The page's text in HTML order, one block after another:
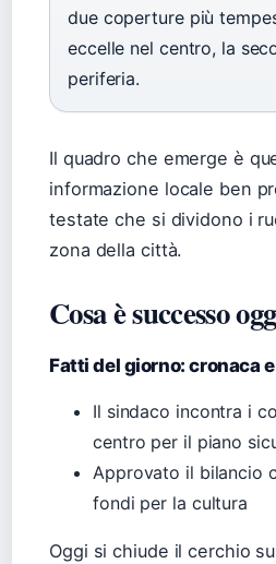
due coperture più
eccelle nel centro, la
periferia.
Il quadro che emerge è
informazione locale ben
testate che si dividono i
zona della città.
Cosa è successo
Fatti del giorno: cronaca
Il sindaco incontra i
centro per il piano
Approvato il bilancio
fondi per la cultura
Oggi si chiude il cerchio